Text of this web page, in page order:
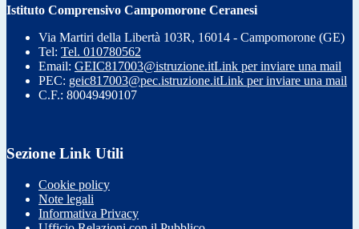
Istituto Comprensivo Campomorone Ceranesi
Via Martiri della Libertà 103R, 16014 - Campomorone (GE)
Tel: Tel. 010780562
Email: GEIC817003@istruzione.itLink per inviare una mail
PEC: geic817003@pec.istruzione.itLink per inviare una mail
C.F.: 80049490107
Sezione Link Utili
Cookie policy
Note legali
Informativa Privacy